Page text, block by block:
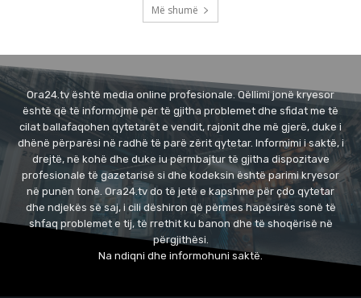
Më shumë
Ora24.tv është media online profesionale. Qëllimi jonë kryesor
është që të informojmë për të gjitha problemet dhe sfidat me të
cilat ballafaqohen qytetarët e vendit, rajonit dhe më gjerë, duke i
dhënë përparësi në radhë të parë zërit qytetar. Informimi i saktë, i
drejtë, në kohë dhe duke iu përmbajtur të gjitha dispozitave
profesionale të gazetarisë si dhe kodeksin është parimi kryesor
në punën tonë. Ora24.tv do të jetë e kapshme për çdo qytetar
dhe ndjekës së saj, i cili dëshiron që përmes hapësirës sonë të
shfaq problemet e tij, të rrethit ku banon dhe të shoqërisë në
përgjithësi.
Na ndiqni dhe informohuni saktë.